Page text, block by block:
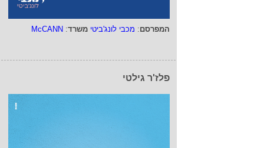
המפרסם: מכבי לונג'ביטי משרד:
McCANN
פלז'ר גילטי